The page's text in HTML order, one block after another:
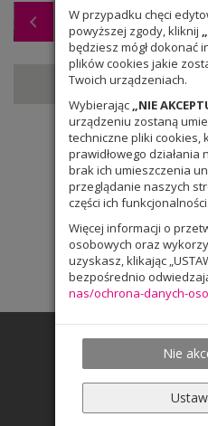
W przypadku chęci
powyższej zgody, kliknij
będziesz mógł dokonać
plików cookies jakie
Twoich urządzeniach.
Wybierając „NIE
urządzeniu zostaną
techniczne pliki cookies,
prawidłowego działania
brak ich umieszczenia
przeglądanie naszych
części ich funkcjonalności.
Więcej informacji o
osobowych oraz
uzyskasz, klikając
bezpośrednio
nas/ochrona-danych-
Nie
Biegówki w Jakuszycach